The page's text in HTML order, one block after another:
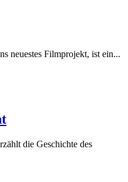
neuestes Filmprojekt, ist ein...
die Geschichte des